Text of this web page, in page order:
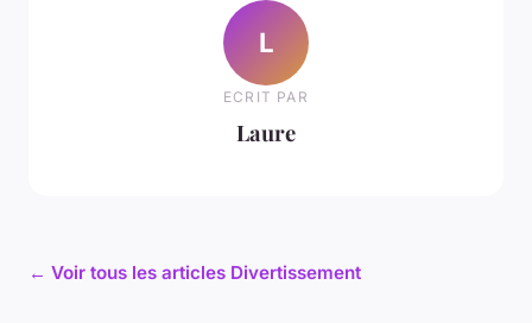
L
ECRIT PAR
Laure
← Voir tous les articles Divertissement